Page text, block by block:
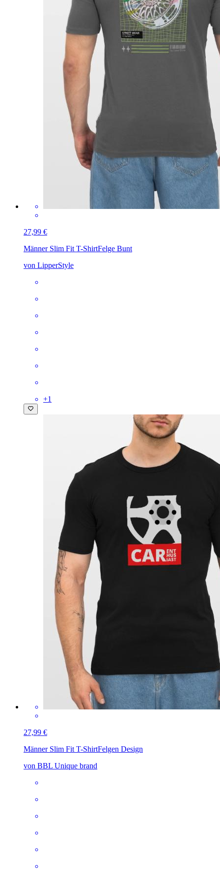
27,99 €
Männer Slim Fit T-ShirtFelge Bunt
von LipperStyle
+1
27,99 €
Männer Slim Fit T-ShirtFelgen Design
von BBL Unique brand